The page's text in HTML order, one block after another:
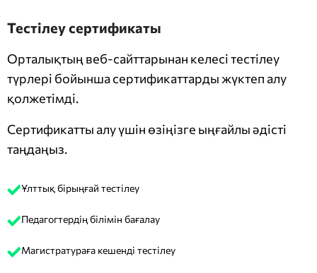
Тестілеу сертификаты
Орталықтың веб-сайттарынан келесі тестілеу
түрлері бойынша сертификаттарды жүктеп алу
қолжетімді.
Сертификатты алу үшін өзіңізге ыңғайлы әдісті
таңдаңыз.
Ұлттық бірыңғай тестілеу
Педагогтердің білімін бағалау
Магистратураға кешенді тестілеу